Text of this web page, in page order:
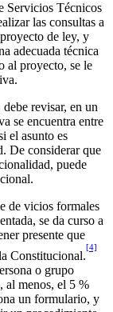
Servicios Técnicos
las consultas a
de ley, y
adecuada técnica
al proyecto, se le
revisar, en un
se encuentra entre
el asunto es
De considerar que
puede
de vicios formales
se da curso a
presente que
Constitucional.
[4]
o grupo
al menos, el 5 %
un formulario, y